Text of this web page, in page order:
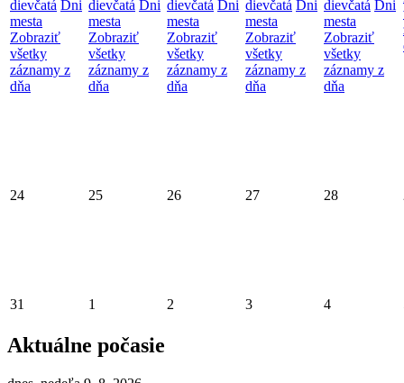
dievčatá Dni
mesta
Zobraziť
všetky
záznamy z
dňa
dievčatá Dni
mesta
Zobraziť
všetky
záznamy z
dňa
dievčatá Dni
mesta
Zobraziť
všetky
záznamy z
dňa
dievčatá Dni
mesta
Zobraziť
všetky
záznamy z
dňa
dievčatá Dni
mesta
Zobraziť
všetky
záznamy z
dňa
24 25 26 27 28
31 1 2 3 4
Aktuálne počasie